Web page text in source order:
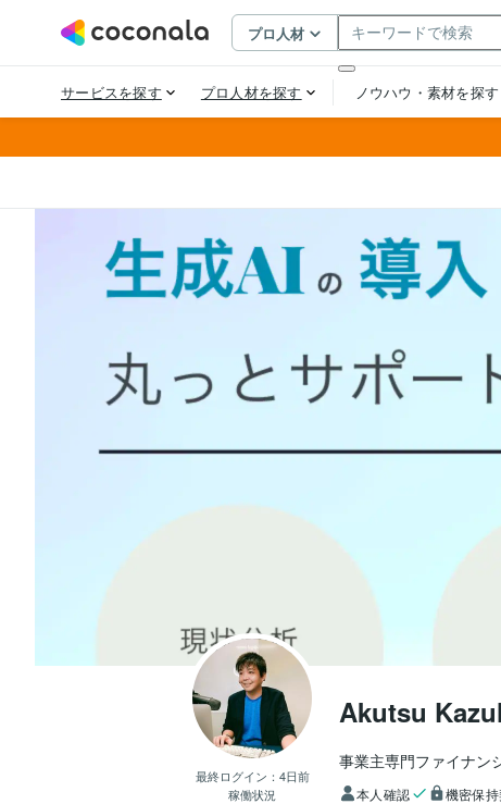
最終ログイン： 4日前
稼働状況
Akutsu
事業主専門ファイナン
本人確認 機密保